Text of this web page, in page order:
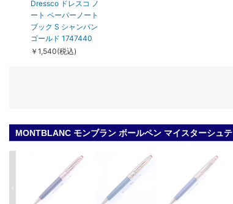
Dressco ドレスコ ノ
ート ペーパーノート
ブック S シャンパン
ゴールド 1747440
￥1,540(税込)
MONTBLANC モンブラン ボールペン マイスターシュ